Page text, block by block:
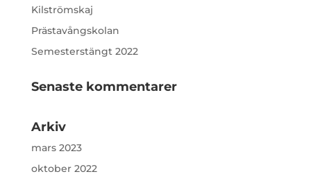
Kilströmskaj
Prästavångskolan
Semesterstängt 2022
Senaste kommentarer
Arkiv
mars 2023
oktober 2022